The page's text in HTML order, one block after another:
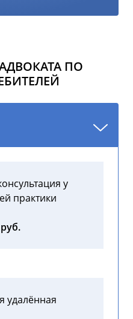
ПО
у
практики
удалённая